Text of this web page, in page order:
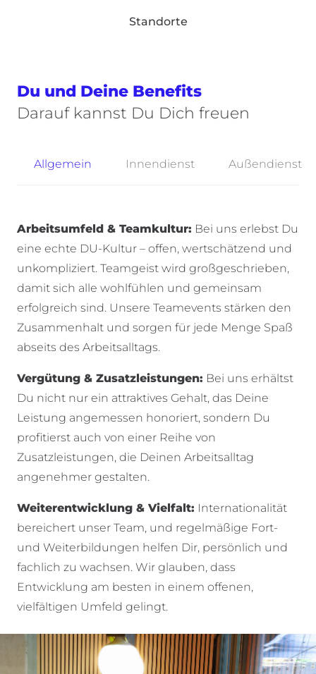
Standorte
Du und Deine Benefits
Darauf kannst Du Dich freuen
Allgemein Innendienst Außendienst
Arbeitsumfeld & Teamkultur: Bei uns erlebst Du
eine echte DU-Kultur – offen, wertschätzend und
unkompliziert. Teamgeist wird großgeschrieben,
damit sich alle wohlfühlen und gemeinsam
erfolgreich sind. Unsere Teamevents stärken den
Zusammenhalt und sorgen für jede Menge Spaß
abseits des Arbeitsalltags.
Vergütung & Zusatzleistungen: Bei uns erhältst
Du nicht nur ein attraktives Gehalt, das Deine
Leistung angemessen honoriert, sondern Du
profitierst auch von einer Reihe von
Zusatzleistungen, die Deinen Arbeitsalltag
angenehmer gestalten.
Weiterentwicklung & Vielfalt: Internationalität
bereichert unser Team, und regelmäßige Fort-
und Weiterbildungen helfen Dir, persönlich und
fachlich zu wachsen. Wir glauben, dass
Entwicklung am besten in einem offenen,
vielfältigen Umfeld gelingt.